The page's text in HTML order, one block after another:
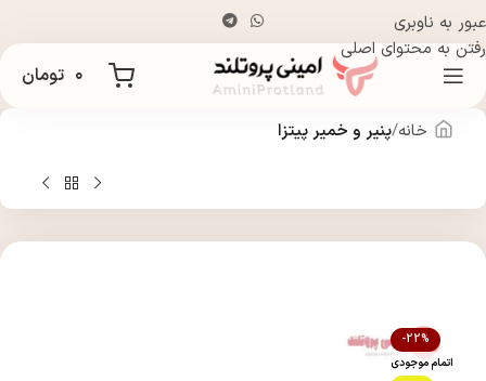
عبور به ناوبری
رفتن به محتوای اصلی
۰ تومان
خانه پنیر و خمیر پیتزا
-22%
اتمام موجودی